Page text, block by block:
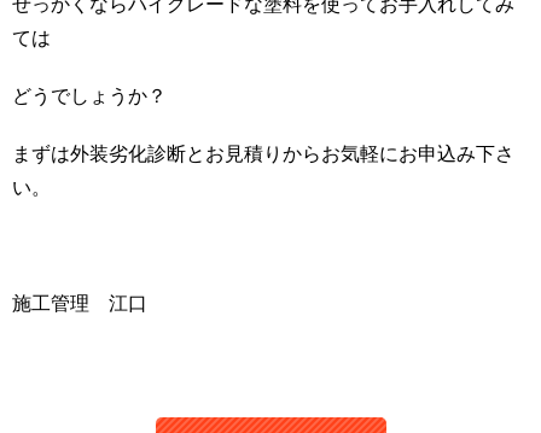
せっかくならハイグレードな塗料を使ってお手入れしてみ
ては
どうでしょうか？
まずは外装劣化診断とお見積りからお気軽にお申込み下さ
い。
施工管理 江口